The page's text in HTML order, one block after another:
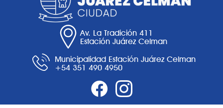
Av. La Tradición 411
Estación Juárez Celman
Municipalidad Estación Juárez Celman
+54 351 490 4950